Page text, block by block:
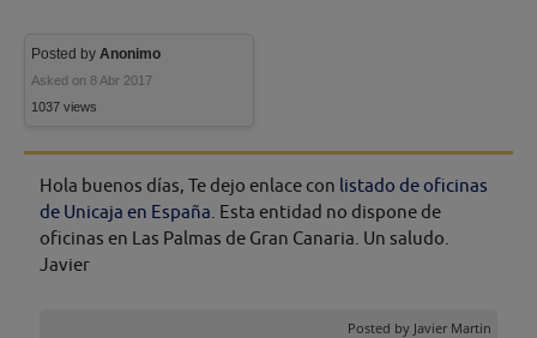
Posted by Anonimo
Asked on 8 Abr 2017
1037 views
Hola buenos días, Te dejo enlace con listado de oficinas
de Unicaja en España . Esta entidad no dispone de
oficinas en Las Palmas de Gran Canaria. Un saludo.
Javier
Posted by Javier Martin